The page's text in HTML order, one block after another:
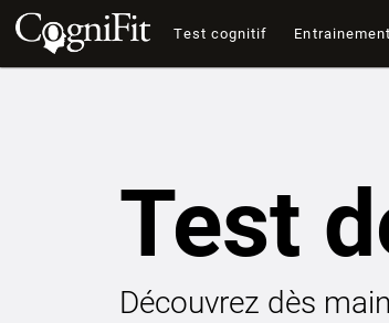
Test cognitif
Test
Découvrez dès